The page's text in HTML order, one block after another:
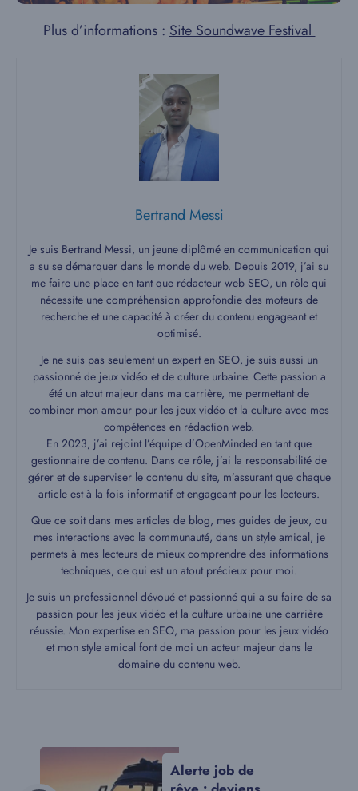
Plus d’informations :Site Soundwave Festival
Bertrand Messi
Je suis Bertrand Messi, un jeune diplômé en communication qui
a su se démarquer dans le monde du web. Depuis 2019, j’ai su
me faire une place en tant que rédacteur web SEO, un rôle qui
nécessite une compréhension approfondie des moteurs de
recherche et une capacité à créer du contenu engageant et
optimisé.
Je ne suis pas seulement un expert en SEO, je suis aussi un
passionné de jeux vidéo et de culture urbaine. Cette passion a
été un atout majeur dans ma carrière, me permettant de
combiner mon amour pour les jeux vidéo et la culture avec mes
compétences en rédaction web.
En 2023, j’ai rejoint l’équipe d’OpenMinded en tant que
gestionnaire de contenu. Dans ce rôle, j’ai la responsabilité de
gérer et de superviser le contenu du site, m’assurant que chaque
article est à la fois informatif et engageant pour les lecteurs.
Que ce soit dans mes articles de blog, mes guides de jeux, ou
mes interactions avec la communauté, dans un style amical, je
permets à mes lecteurs de mieux comprendre des informations
techniques, ce qui est un atout précieux pour moi.
Je suis un professionnel dévoué et passionné qui a su faire de sa
passion pour les jeux vidéo et la culture urbaine une carrière
réussie. Mon expertise en SEO, ma passion pour les jeux vidéo
et mon style amical font de moi un acteur majeur dans le
domaine du contenu web.
Alerte job de